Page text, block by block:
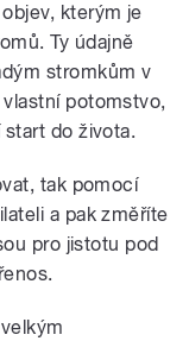
kterým je
Ty údajně
stromkům v
potomstvo,
do života.
tak pomocí
a pak změříte
pro jistotu pod